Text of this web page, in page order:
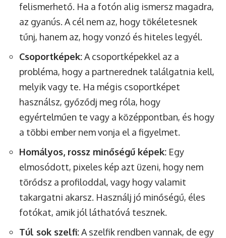
felismerhető. Ha a fotón alig ismersz magadra,
az gyanús. A cél nem az, hogy tökéletesnek
tűnj, hanem az, hogy vonzó és hiteles legyél.
Csoportképek:A csoportképekkel az a
probléma, hogy a partnerednek találgatnia kell,
melyik vagy te. Ha mégis csoportképet
használsz, győződj meg róla, hogy
egyértelműen te vagy a középpontban, és hogy
a többi ember nem vonja el a figyelmet.
Homályos, rossz minőségű képek: Egy
elmosódott, pixeles kép azt üzeni, hogy nem
törődsz a profiloddal, vagy hogy valamit
takargatni akarsz. Használj jó minőségű, éles
fotókat, amik jól láthatóvá tesznek.
Túl sok szelfi:A szelfik rendben vannak, de egy